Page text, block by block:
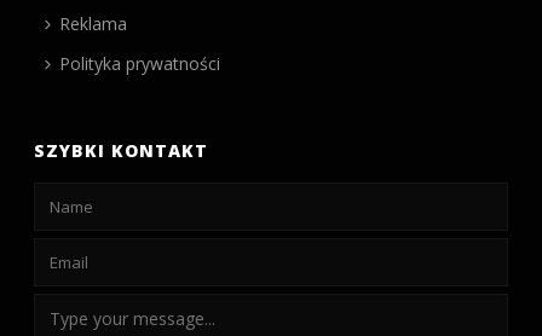
Reklama
Polityka prywatności
SZYBKI KONTAKT